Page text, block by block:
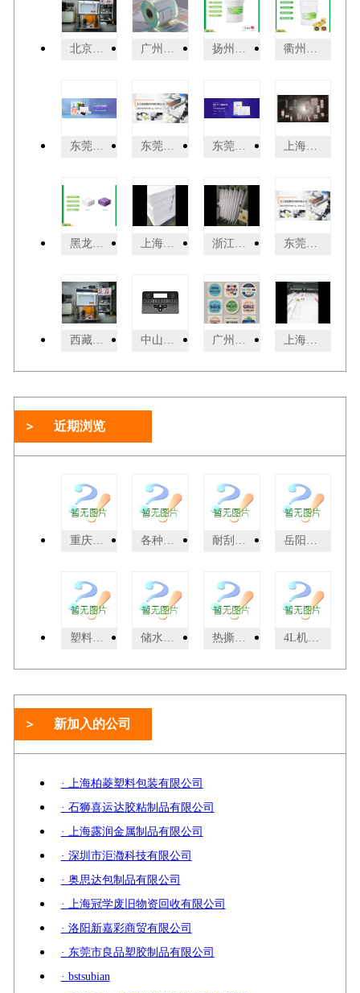
北京制品看样台厂家批发价 诚信服务 东莞普视智能科技供应 广州日用产品标签热敏纸厂家供应 广州市杰星包装制品供应 扬州遇水显影湿敏油墨 诚信服务 广州乐迪新材料科技供应 衢州遇水变色湿敏油墨 服务为先 广州乐迪新材料科技供应
东莞打印厂家 东莞市新盛数码印刷供应 东莞特别数码打印费用 东莞市新盛数码印刷供应 东莞商务打印简介 东莞市新盛数码印刷供应 上海精细包装 诚信互利 上海界龙艺术印刷供应
东莞海报数码打印市场价 东莞市新盛数码印刷供应
西藏靠谱的看样台工厂直销 诚信服务 东莞普视智能科技供应 中山商务薄膜开关专卖店 来电咨询 中山市汇隆印务供应 广州饮品店标签热敏纸报价 广州市杰星包装制品供应 上海个性化宣传手册彩色印刷厂家 欢迎咨询 上海易材数码图文供应
近期浏览
重庆市大足区塑料垃圾桶供应商 各种规格西葫芦种子包装袋酒泉种子包装袋 耐刮花哑膜报价 岳阳塑料桶，岳阳塑料罐
塑料袋吹膜机（图） 4L机油塑料桶4公斤闭口机油桶
新加入的公司
· 上海柏菱塑料包装有限公司
· 石狮喜运达胶粘制品有限公司
· 上海露润金属制品有限公司
· 深圳市洰瀓科技有限公司
· 奥思达包制品有限公司
· 上海冠学废旧物资回收有限公司
· 洛阳新嘉彩商贸有限公司
· 东莞市良品塑胶制品有限公司
· bstsubian